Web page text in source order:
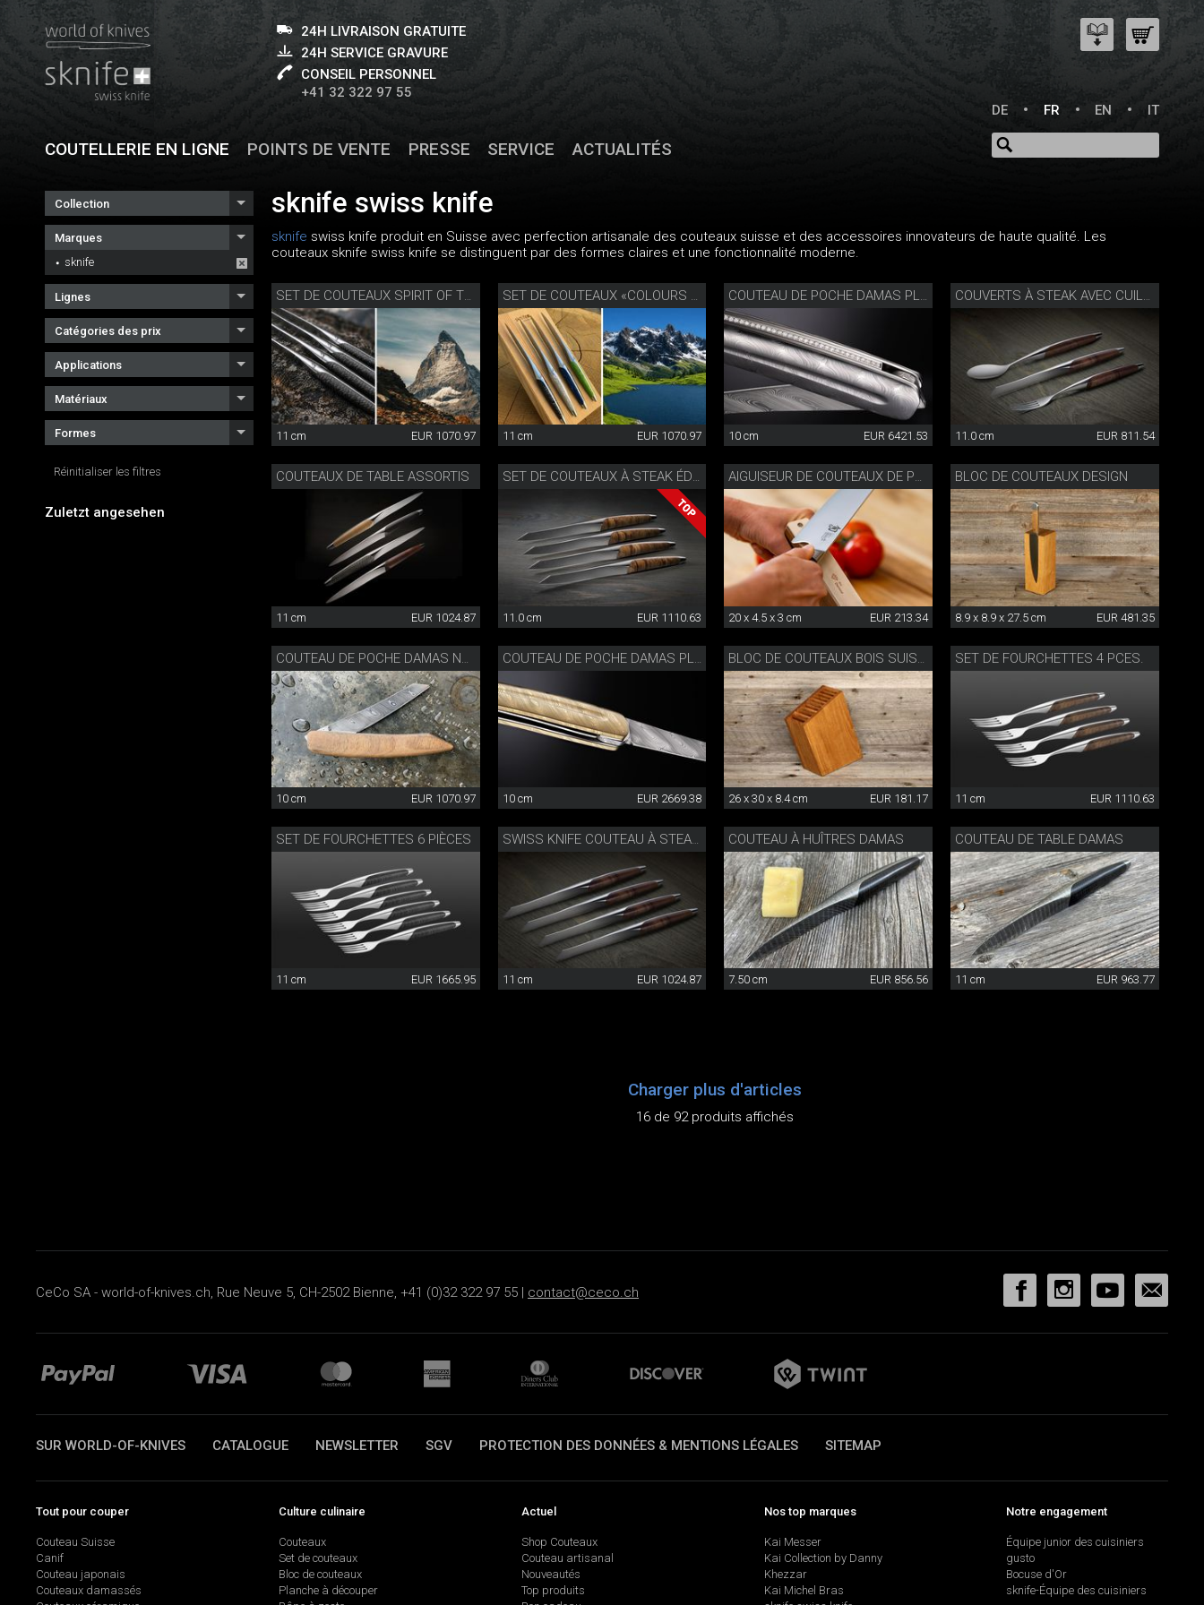
24H LIVRAISON GRATUITE
24H SERVICE GRAVURE
CONSEIL PERSONNEL
+41 32 322 97 55
DE
FR EN IT
COUTELLERIE EN LIGNE POINTS DE VENTE PRESSE SERVICE ACTUALITÉS
Collection
Marques
sknife
Lignes
Catégories des prix
Applications
Matériaux
Formes
Réinitialiser les filtres
Zuletzt angesehen
sknife swiss knife
sknife swiss knife produit en Suisse avec perfection artisanale des couteaux suisse et des accessoires innovateurs de haute qualité. Les
couteaux sknife swiss knife se distinguent par des formes claires et une fonctionnalité moderne.
SET DE COUTEAUX SPIRIT OF THE ALPS
11 cm EUR 1070.97
SET DE COUTEAUX «COLOURS OF NATURE»
11 cm EUR 1070.97
COUTEAU DE POCHE DAMAS PLEIN DIAMANT
10 cm EUR 6421.53
COUVERTS À STEAK AVEC CUILLÈRE NOYER
11.0 cm EUR 811.54
COUTEAUX DE TABLE ASSORTIS
11 cm EUR 1024.87
SET DE COUTEAUX À STEAK ÉDITION SPÉCIALE
11.0 cm EUR 1110.63
AIGUISEUR DE COUTEAUX DE PRÉCISION
20 x 4.5 x 3 cm EUR 213.34
BLOC DE COUTEAUX DESIGN
8.9 x 8.9 x 27.5 cm EUR 481.35
10 cm EUR 1070.97 10 cm EUR 2669.38 26 x 30 x 8.4 cm EUR 181.17
SET DE FOURCHETTES 4 PCES.
11 cm EUR 1110.63
SET DE FOURCHETTES 6 PIÈCES
11 cm EUR 1665.95
SWISS KNIFE COUTEAU À STEAK SET DE 4
11 cm EUR 1024.87
COUTEAU À HUÎTRES DAMAS
7.50 cm EUR 856.56
COUTEAU DE TABLE DAMAS
11 cm EUR 963.77
Charger plus d'articles
16 de 92 produits affichés
CeCo SA - world-of-knives.ch, Rue Neuve 5, CH-2502 Bienne, +41 (0)32 322 97 55 | contact@ceco.ch
SUR WORLD-OF-KNIVES CATALOGUE NEWSLETTER SGV PROTECTION DES DONNÉES & MENTIONS LÉGALES SITEMAP
Tout pour couper
Couteau Suisse
Canif
Couteau japonais
Couteaux damassés
Culture culinaire
Couteaux
Set de couteaux
Bloc de couteaux
Planche à découper
Actuel
Shop Couteaux
Couteau artisanal
Nouveautés
Top produits
Nos top marques
Kai Messer
Kai Collection by Danny
Khezzar
Kai Michel Bras
Notre engagement
Équipe junior des cuisiniers
gusto
Bocuse d'Or
sknife-Équipe des cuisiniers